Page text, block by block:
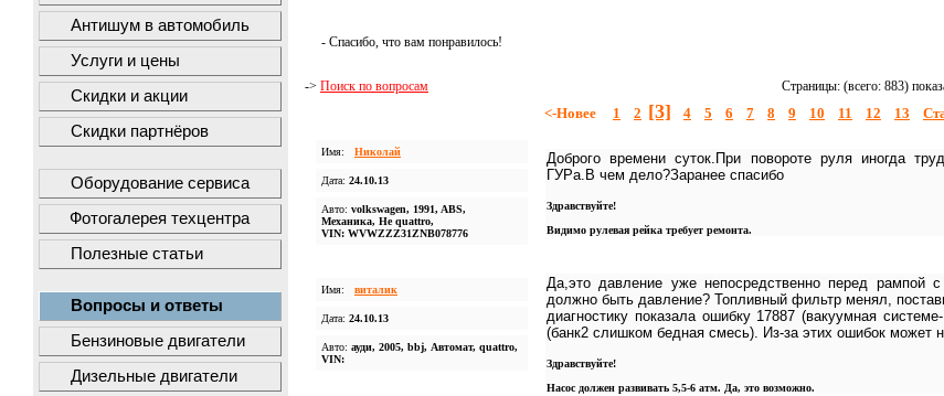
Антишум в автомобиль
Услуги и цены
Скидки и акции
Скидки партнёров
Оборудование сервиса
Фотогалерея техцентра
Полезные статьи
Вопросы и ответы
Бензиновые двигатели
Дизельные двигатели
- Спасибо, что вам понравилось!
-> Поиск по вопросам Страницы: (всего: 883)
<-Новее 1 2 [3] 4 5 6 7 8 9 10 11 12 13
Имя: Николай
Дата: 24.10.13
Авто: volkswagen, 1991, ABS,
Механика, Не quattro,
VIN: WVWZZZ31ZNB078776
Доброго времени суток.При повороте руля иногда
ГУРа.В чем дело?Заранее спасибо
Здравствуйте!
Видимо рулевая рейка требует ремонта.
Имя: виталик
Дата: 24.10.13
Авто: ауди, 2005, bbj, Автомат, quattro,
VIN:
Да,это давление уже непосредственно перед рампой
должно быть давление? Топливный фильтр менял,
диагностику показала ошибку 17887 (вакуумная
(банк2 слишком бедная смесь). Из-за этих ошибок может
Здравствуйте!
Насос должен развивать 5,5-6 атм. Да, это возможно.